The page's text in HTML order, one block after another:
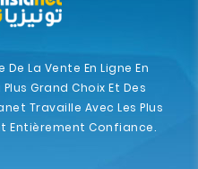
La Vente En Ligne En
Grand Choix Et Des
Travaille Avec Les Plus
Entièrement Confiance.